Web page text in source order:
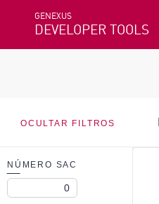
GENEXUS
DEVELOPER TOOLS